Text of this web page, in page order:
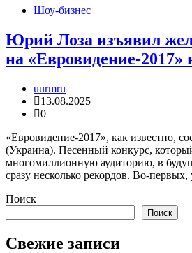
Шоу-бизнес
Юрий Лоза изъявил
на «Евровидение-2017»
uurmru
13.08.2025
0
«Евровидение-2017», как известно,
(Украина). Песенный конкурс,
многомиллионную аудиторию, в
сразу несколько рекордов. Во-
Поиск
Поиск
Свежие записи